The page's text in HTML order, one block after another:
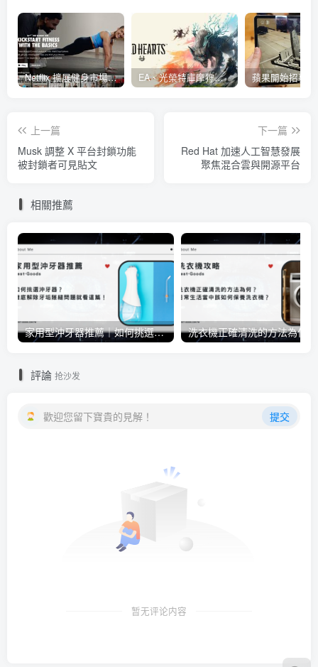
Netflix 擴展健身市場 與 Nike 合作推出《Nike Training Club》系列健身影片 EA、光榮特庫摩狩獵冒險遊戲《WILD HEARTS》公布「強大化獸」宣傳影片
上一篇
Musk 調整 X 平台封鎖功能
被封鎖者可見貼文
下一篇
Red Hat 加速人工智慧發展
聚焦混合雲與開源平台
相關推薦
家用型沖牙器推薦｜如何挑選沖牙器？徹底解除牙垢隙縫問題就看這篇！
評論 抢沙发
歡迎您留下寶貴的見解！ 提交
暂无评论内容